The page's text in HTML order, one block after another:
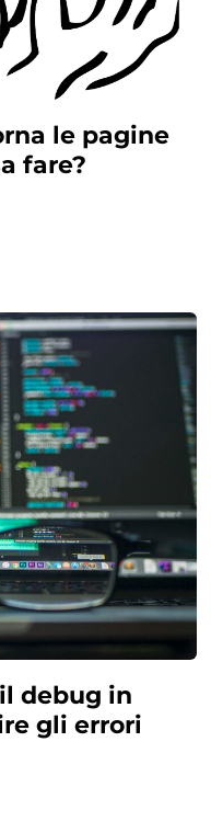
le pagine
fare?
debug in
gli errori